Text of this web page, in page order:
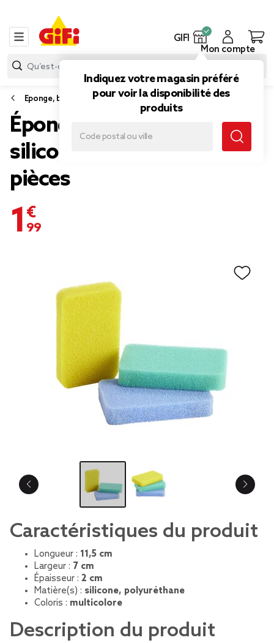
GIFI
Indiquez votre magasin préféré
pour voir la disponibilité des
produits
Mon compte
Eponge, brosse et chiffon
Éponge multiusage
silicone 11,5x7xÉp2cm 3
pièces
1,99 €
Caractéristiques du produit
Longueur : 11,5 cm
Largeur : 7 cm
Épaisseur : 2 cm
Matière(s) : silicone, polyuréthane
Coloris : multicolore
Description du produit